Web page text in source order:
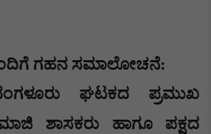
ಗಹನ ಸಮಾಲೋಚನೆ:
ಘಟಕದ ಪ್ರಮುಖ
ಶಾಸಕರು ಹಾಗೂ ಪಕ್ಷದ